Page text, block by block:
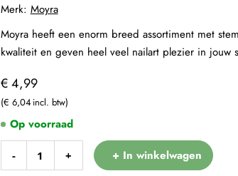
€ 4,99
€ 6,04
- + + In winkelwagen
Merk: Moyra
Op voorraad
Moyra heeft een enorm breed assortiment met
kwaliteit en geven heel veel nailart plezier in jouw